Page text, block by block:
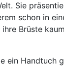
Sie
schon in
Brüste
ein Handtuch